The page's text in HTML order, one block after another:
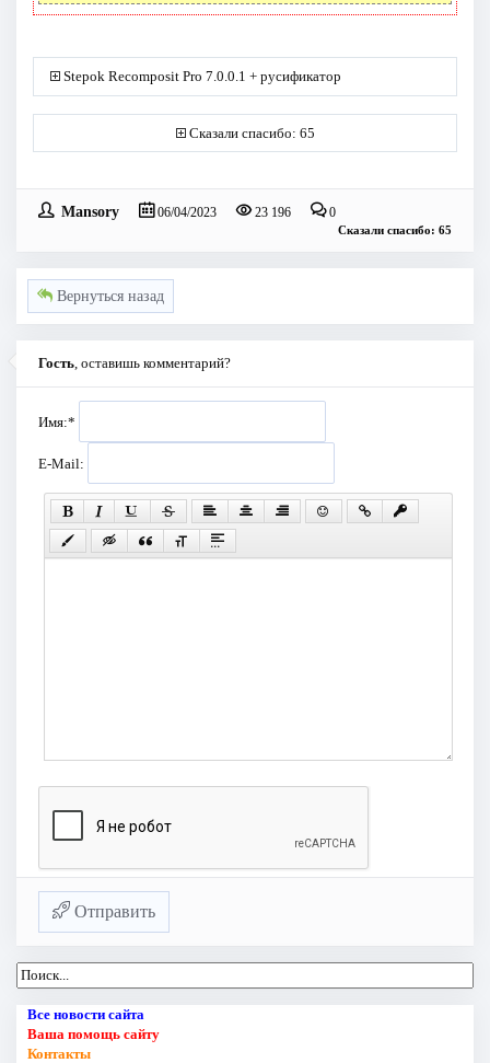
Stepok Recomposit Pro 7.0.0.1 + русификатор
Сказали спасибо: 65
Mansory 06/04/2023 23 196 0
Сказали спасибо: 65
Вернуться назад
Гость , оставишь комментарий?
Имя:*
E-Mail:
Отправить
Все новости сайта
Ваша помощь сайту
Контакты